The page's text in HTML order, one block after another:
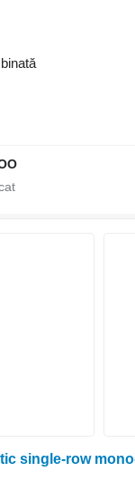
single-row